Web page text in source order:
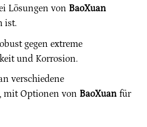
Lösungen von BaoXuan
ist.
gegen extreme
und Korrosion.
verschiedene
mit Optionen von BaoXuanfür